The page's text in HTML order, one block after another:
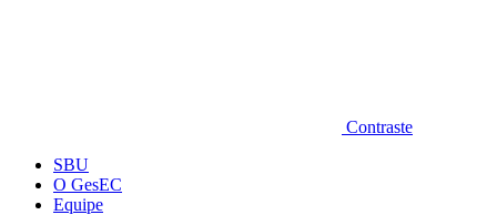
Contraste
SBU
O GesEC
Equipe